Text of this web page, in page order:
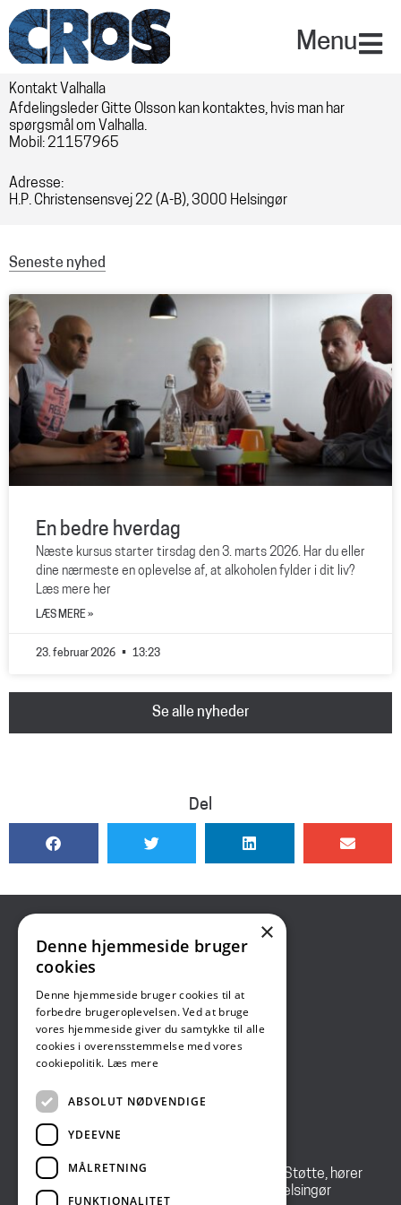
til
indholdet
Menu
Kontakt Valhalla
Afdelingsleder Gitte Olsson kan kontaktes, hvis man har
spørgsmål om Valhalla.
Mobil: 21157965
Adresse:
H.P. Christensensvej 22 (A-B), 3000 Helsingør
Seneste nyhed
En bedre hverdag
Næste kursus starter tirsdag den 3. marts 2026. Har du eller
dine nærmeste en oplevelse af, at alkoholen fylder i dit liv?
Læs mere her
LÆS MERE »
23. februar 2026 13:23
Se alle nyheder
Del
CROS
Center for Rusmidler, Omsorg og Støtte
Skriv til os:
Skriv sikkert med digital post
sikkerpost.rusm@helsingor.dk
CROS – Center for Rusmidler, Omsorg og Støtte, hører
under Center for Særlig Social Indsats i Helsingør
×
Denne hjemmeside bruger
cookies
Denne hjemmeside bruger cookies til at
forbedre brugeroplevelsen. Ved at bruge
vores hjemmeside giver du samtykke til alle
cookies i overensstemmelse med vores
cookiepolitik. Læs mere
ABSOLUT NØDVENDIGE
YDEEVNE
MÅLRETNING
FUNKTIONALITET